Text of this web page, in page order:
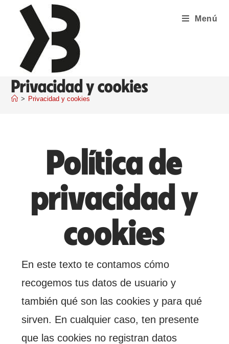
Menú
Privacidad y cookies
> Privacidad y cookies
Política de
privacidad y
cookies
En este texto te contamos cómo
recogemos tus datos de usuario y
también qué son las cookies y para qué
sirven. En cualquier caso, ten presente
que las cookies no registran datos